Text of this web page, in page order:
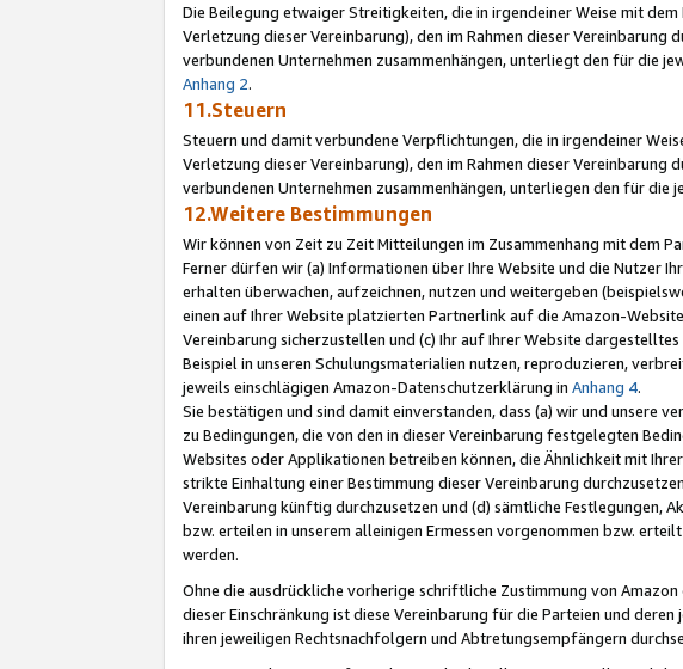
Die Beilegung etwaiger Streitigkeiten, die in irgendeiner Weise mit
Verletzung dieser Vereinbarung), den im Rahmen dieser
verbundenen Unternehmen zusammenhängen, unterliegt den für die
Anhang 2.
11.Steuern
Steuern und damit verbundene Verpflichtungen, die in irgendeiner
Verletzung dieser Vereinbarung), den im Rahmen dieser
verbundenen Unternehmen zusammenhängen, unterliegen den für
12.Weitere Bestimmungen
Wir können von Zeit zu Zeit Mitteilungen im Zusammenhang mit dem
Ferner dürfen wir (a) Informationen über Ihre Website und die Nutzer
erhalten überwachen, aufzeichnen, nutzen und weitergeben
einen auf Ihrer Website platzierten Partnerlink auf die Amazon-
Vereinbarung sicherzustellen und (c) Ihr auf Ihrer Website
Beispiel in unseren Schulungsmaterialien nutzen, reproduzieren,
jeweils einschlägigen Amazon-Datenschutzerklärung in Anhang 4.
Sie bestätigen und sind damit einverstanden, dass (a) wir und unsere
zu Bedingungen, die von den in dieser Vereinbarung festgelegten
Websites oder Applikationen betreiben können, die Ähnlichkeit mit
strikte Einhaltung einer Bestimmung dieser Vereinbarung
Vereinbarung künftig durchzusetzen und (d) sämtliche Festlegungen,
bzw. erteilen in unserem alleinigen Ermessen vorgenommen bzw.
werden.
Ohne die ausdrückliche vorherige schriftliche Zustimmung von
dieser Einschränkung ist diese Vereinbarung für die Parteien und
ihren jeweiligen Rechtsnachfolgern und Abtretungsempfängern